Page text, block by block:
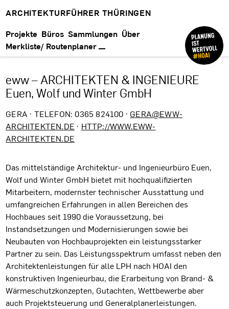
ARCHITEKTURFÜHRER THÜRINGEN
Projekte Büros Sammlungen Über
Merkliste/ Routenplaner
eww – ARCHITEKTEN & INGENIEURE
Euen, Wolf und Winter GmbH
GERA · TELEFON: 0365 824100 · GERA@EWW-
ARCHITEKTEN.DE · HTTP://WWW.EWW-
ARCHITEKTEN.DE
Das mittelständige Architektur- und Ingenieurbüro Euen,
Wolf und Winter GmbH bietet mit hochqualifizierten
Mitarbeitern, modernster technischer Ausstattung und
umfangreichen Erfahrungen in allen Bereichen des
Hochbaues seit 1990 die Voraussetzung, bei
Instandsetzungen und Modernisierungen sowie bei
Neubauten von Hochbauprojekten ein leistungsstarker
Partner zu sein. Das Leistungsspektrum umfasst neben den
Architektenleistungen für alle LPH nach HOAI den
konstruktiven Ingenieurbau, die Erarbeitung von Brand- &
Wärmeschutzkonzepten, Gutachten, Wettbewerbe aber
auch Projektsteuerung und Generalplanerleistungen.